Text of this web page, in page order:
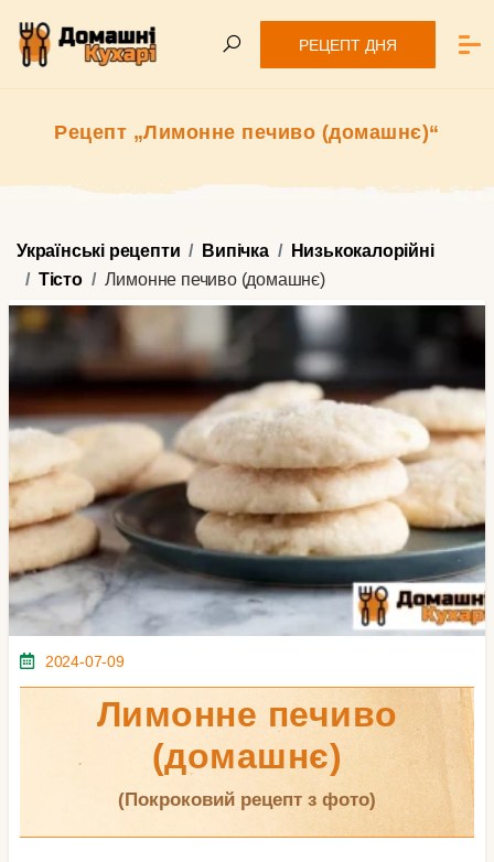
РЕЦЕПТ ДНЯ
Рецепт „Лимонне печиво (домашнє)“
Українські рецепти Випічка
Низькокалорійні
Тісто
Лимонне печиво (домашнє)
2024-07-09
Лимонне печиво
(домашнє)
(покроковий рецепт з фото)